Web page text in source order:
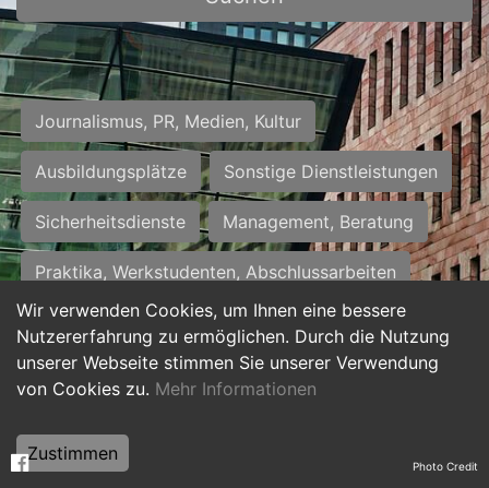
Wir verwenden Cookies, um Ihnen eine bessere
Nutzererfahrung zu ermöglichen. Durch die Nutzung
unserer Webseite stimmen Sie unserer Verwendung
von Cookies zu. Mehr Informationen
Zustimmen
Journalismus, PR, Medien, Kultur
Ausbildungsplätze Sonstige Dienstleistungen
Sicherheitsdienste Management, Beratung
Praktika, Werkstudenten, Abschlussarbeiten
Personalwesen Assistenz, Sekretariat
Hilfskräfte, Aushilfs- und Nebenjobs
Weiterbildung, Studium, duale Ausbildung Photo Credit